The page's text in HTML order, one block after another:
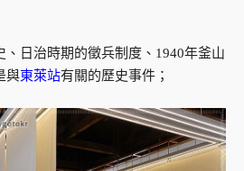
日治時期的徵兵制度、1940年釜山
與東萊站有關的歷史事件；